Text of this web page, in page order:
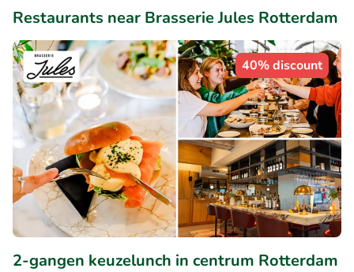
Restaurants near Brasserie Jules Rotterdam
40% discount
2-gangen keuzelunch in centrum Rotterdam